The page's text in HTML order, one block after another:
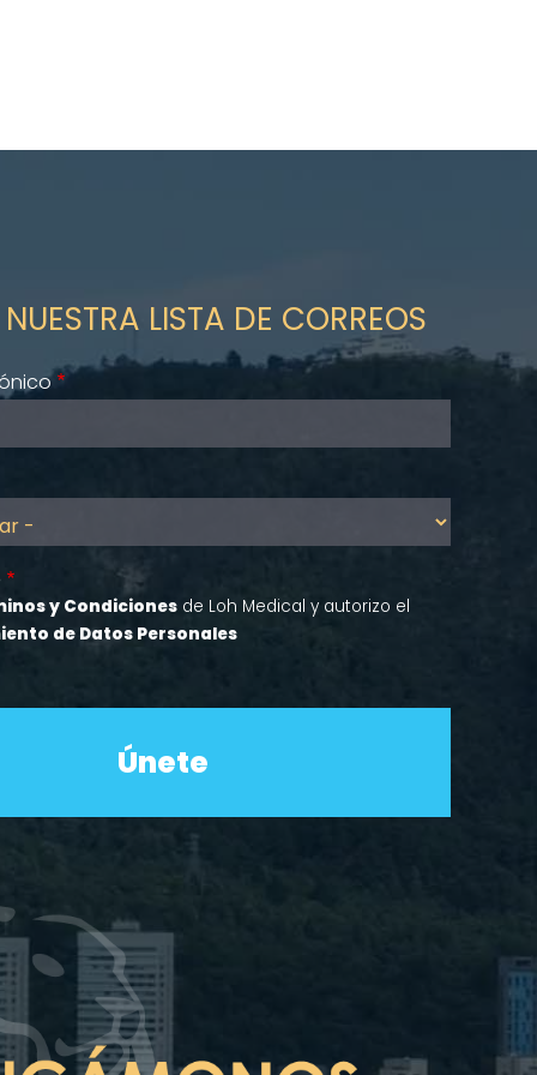
LISTA DE CORREOS
y Condiciones de Loh Medical y autorizo el
de Datos Personales